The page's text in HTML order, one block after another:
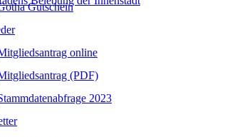
Gutschein
online
(PDF)
2023